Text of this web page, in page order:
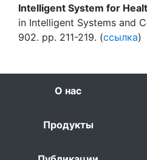
Intelligent System for
in Intelligent Systems and
902. pp. 211-219. (ссылка)
О нас
Продукты